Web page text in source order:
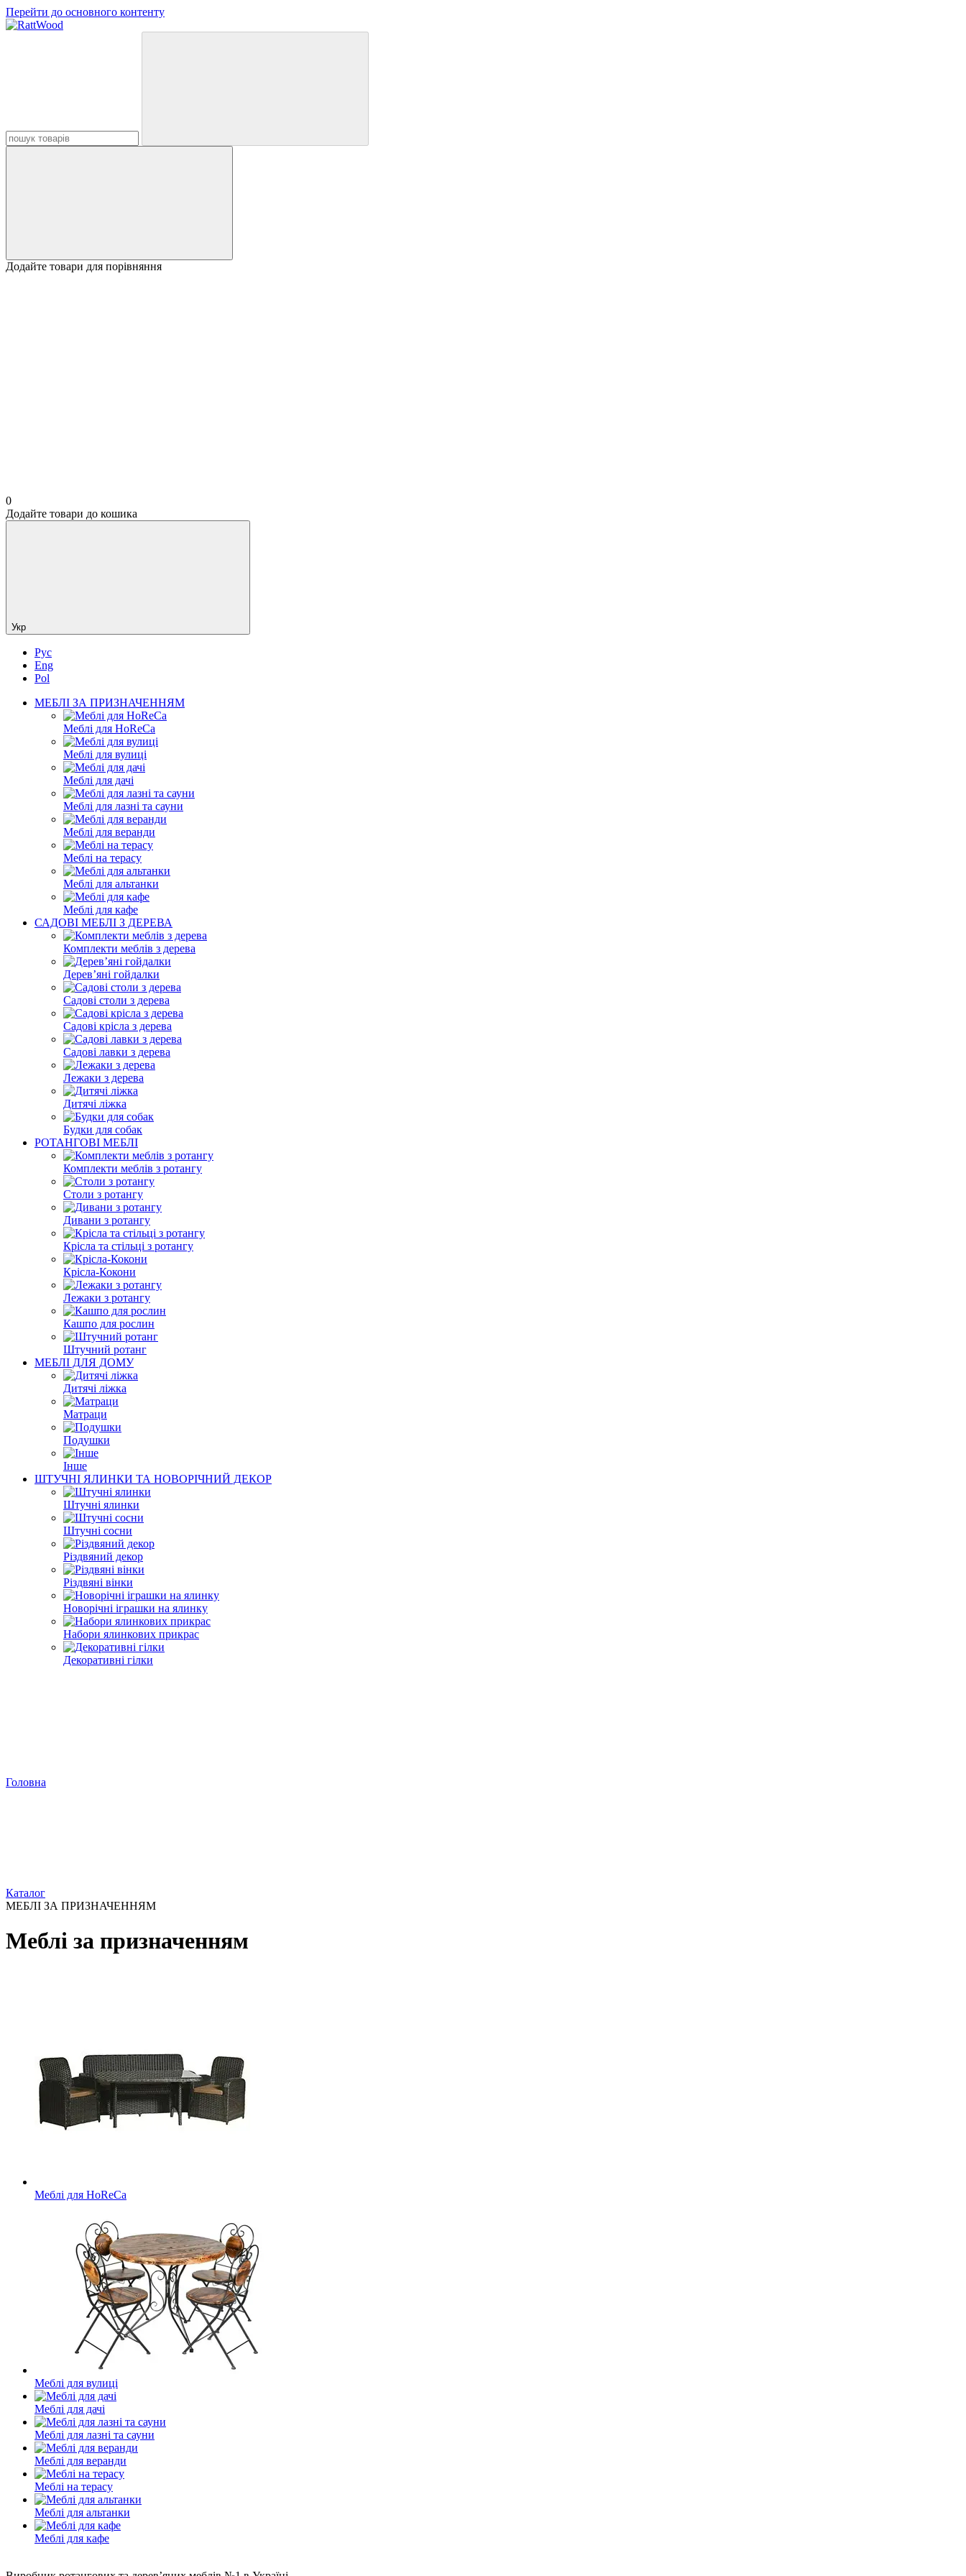
Перейти до основного контенту
Додайте товари для порівняння
0
Додайте товари до кошика
Укр
Рус
Eng
Pol
МЕБЛІ ЗА ПРИЗНАЧЕННЯМ
Меблі для HoReCa
Меблі для вулиці
Меблі для дачі
Меблі для лазні та сауни
Меблі для веранди
Меблі на терасу
Меблі для альтанки
Меблі для кафе
САДОВІ МЕБЛІ З ДЕРЕВА
Комплекти меблів з дерева
Дерев’яні гойдалки
Садові столи з дерева
Садові крісла з дерева
Садові лавки з дерева
Лежаки з дерева
Дитячі ліжка
Будки для собак
РОТАНГОВІ МЕБЛІ
Комплекти меблів з ротангу
Столи з ротангу
Дивани з ротангу
Крісла та стільці з ротангу
Крісла-Кокони
Лежаки з ротангу
Кашпо для рослин
Штучний ротанг
МЕБЛІ ДЛЯ ДОМУ
Дитячі ліжка
Матраци
Подушки
Інше
ШТУЧНІ ЯЛИНКИ ТА НОВОРІЧНИЙ ДЕКОР
Штучні ялинки
Штучні сосни
Різдвяний декор
Різдвяні вінки
Новорічні іграшки на ялинку
Набори ялинкових прикрас
Декоративні гілки
Головна
Каталог
МЕБЛІ ЗА ПРИЗНАЧЕННЯМ
Меблі за призначенням
Меблі для HoReCa
Меблі для вулиці
Меблі для дачі
Меблі для лазні та сауни
Меблі для веранди
Меблі на терасу
Меблі для альтанки
Меблі для кафе